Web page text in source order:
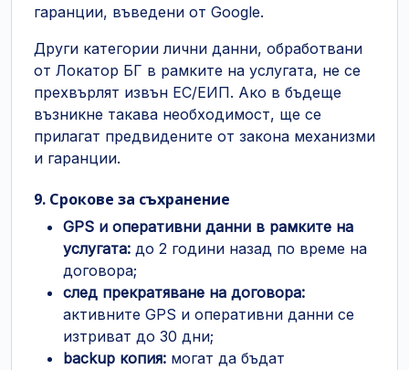
гаранции, въведени от Google.
Други категории лични данни, обработвани
от Локатор БГ в рамките на услугата, не се
прехвърлят извън ЕС/ЕИП. Ако в бъдеще
възникне такава необходимост, ще се
прилагат предвидените от закона механизми
и гаранции.
9. Срокове за съхранение
GPS и оперативни данни в рамките на
услугата: до 2 години назад по време на
договора;
след прекратяване на договора:
активните GPS и оперативни данни се
изтриват до 30 дни;
backup копия: могат да бъдат